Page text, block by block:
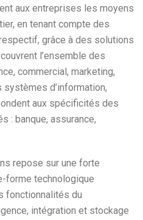
aux entreprises les moyens
en tenant compte des
grâce à des solutions
l’ensemble des
commercial, marketing,
d’information,
aux spécificités des
: banque, assurance,
repose sur une forte
forme technologique
fonctionnalités du
intégration et stockage